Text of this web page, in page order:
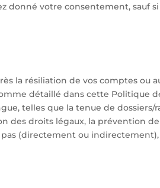
donné votre consentement, sauf
la résiliation de vos comptes ou
détaillé dans cette Politique
telles que la tenue de dossiers/
des droits légaux, la prévention de
(directement ou